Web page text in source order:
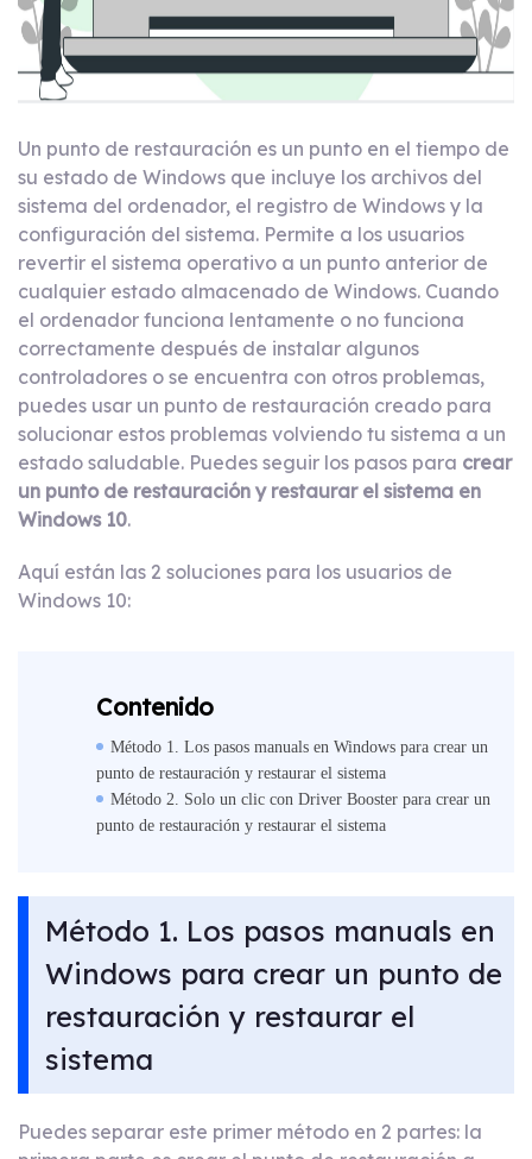
Un punto de restauración es un punto en el tiempo de
su estado de Windows que incluye los archivos del
sistema del ordenador, el registro de Windows y la
configuración del sistema. Permite a los usuarios
revertir el sistema operativo a un punto anterior de
cualquier estado almacenado de Windows. Cuando
el ordenador funciona lentamente o no funciona
correctamente después de instalar algunos
controladores o se encuentra con otros problemas,
puedes usar un punto de restauración creado para
solucionar estos problemas volviendo tu sistema a un
estado saludable. Puedes seguir los pasos para crear
un punto de restauración y restaurar el sistema en
Windows 10.
Aquí están las 2 soluciones para los usuarios de
Windows 10:
Contenido
Método 1. Los pasos manuals en Windows para crear un
punto de restauración y restaurar el sistema
Método 2. Solo un clic con Driver Booster para crear un
punto de restauración y restaurar el sistema
Método 1. Los pasos manuals en
Windows para crear un punto de
restauración y restaurar el
sistema
Puedes separar este primer método en 2 partes: la